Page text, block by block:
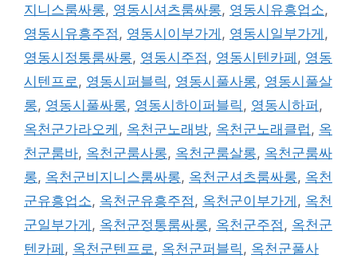
지니스룸싸롱, 영동시셔츠룸싸롱, 영동시유흥업소,
영동시유흥주점 , 영동시이부가게 , 영동시일부가게 ,
영동시정통룸싸롱, 영동시주점 , 영동시텐카페 , 영동
시텐프로 , 영동시퍼블릭 , 영동시풀사롱, 영동시풀살
롱, 영동시풀싸롱, 영동시하이퍼블릭 , 영동시하퍼 ,
옥천군가라오케 , 옥천군노래방, 옥천군노래클럽 , 옥
천군룸바, 옥천군룸사롱, 옥천군룸살롱, 옥천군룸싸
롱, 옥천군비지니스룸싸롱, 옥천군셔츠룸싸롱, 옥천
군유흥업소, 옥천군유흥주점 , 옥천군이부가게 , 옥천
군일부가게 , 옥천군정통룸싸롱, 옥천군주점 , 옥천군
텐카페 , 옥천군텐프로 , 옥천군퍼블릭 , 옥천군풀사